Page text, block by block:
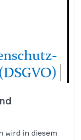
wird in diesem